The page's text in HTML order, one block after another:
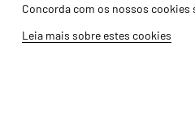
Concorda com os nossos
Leia mais sobre estes cookies
Fábrica / Produção
Recursos Humanos